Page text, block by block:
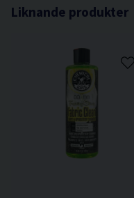
Liknande produkter